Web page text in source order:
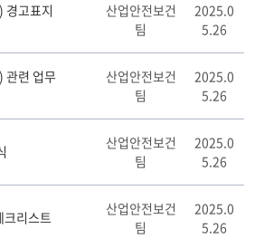
경고표지
산업안전보건
팀
2025.0
5.26
관련 업무
산업안전보건
팀
2025.0
5.26
산업안전보건
팀
2025.0
5.26
크리스트
산업안전보건
팀
2025.0
5.26